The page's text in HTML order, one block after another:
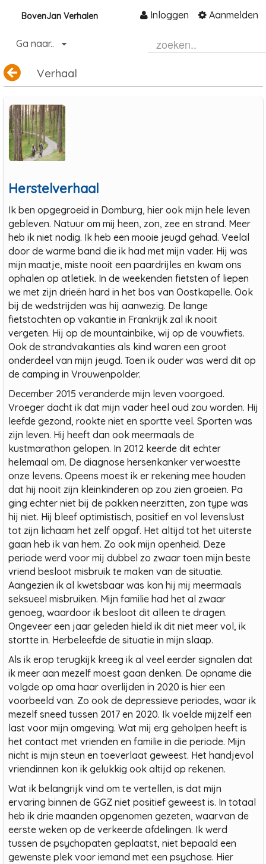
Naar content
Inloggen Aanmelden
BovenJan Verhalen
Home
Community
Hulp en ondersteuning
Over ons platform
Ga naar..
Verhaal
Herstelverhaal
Ik ben opgegroeid in Domburg, hier ook mijn hele leven
gebleven. Natuur om mij heen, zon, zee en strand. Meer
heb ik niet nodig. Ik heb een mooie jeugd gehad. Veelal
door de warme band die ik had met mijn vader. Hij was
mijn maatje, miste nooit een paardrijles en kwam ons
ophalen op atletiek. In de weekenden fietsten of liepen
we met zijn drieën hard in het bos van Oostkapelle. Ook
bij de wedstrijden was hij aanwezig. De lange
fietstochten op vakantie in Frankrijk zal ik nooit
vergeten. Hij op de mountainbike, wij op de vouwfiets.
Ook de strandvakanties als kind waren een groot
onderdeel van mijn jeugd. Toen ik ouder was werd dit op
de camping in Vrouwenpolder.
December 2015 veranderde mijn leven voorgoed.
Vroeger dacht ik dat mijn vader heel oud zou worden. Hij
leefde gezond, rookte niet en sportte veel. Sporten was
zijn leven. Hij heeft dan ook meermaals de
kustmarathon gelopen. In 2012 keerde dit echter
helemaal om. De diagnose hersenkanker verwoestte
onze levens. Opeens moest ik er rekening mee houden
dat hij nooit zijn kleinkinderen op zou zien groeien. Pa
ging echter niet bij de pakken neerzitten, zon type was
hij niet. Hij bleef optimistisch, positief en vol levenslust
tot zijn lichaam het zelf opgaf. Het altijd tot het uiterste
gaan heb ik van hem. Zo ook mijn openheid. Deze
periode werd voor mij dubbel zo zwaar toen mijn beste
vriend besloot misbruik te maken van de situatie.
Aangezien ik al kwetsbaar was kon hij mij meermaals
seksueel misbruiken. Mijn familie had het al zwaar
genoeg, waardoor ik besloot dit alleen te dragen.
Ongeveer een jaar geleden hield ik dit niet meer vol, ik
stortte in. Herbeleefde de situatie in mijn slaap.
Als ik erop terugkijk kreeg ik al veel eerder signalen dat
ik meer aan mezelf moest gaan denken. De opname die
volgde op oma haar overlijden in 2020 is hier een
voorbeeld van. Zo ook de depressieve periodes, waar ik
mezelf sneed tussen 2017 en 2020. Ik voelde mijzelf een
last voor mijn omgeving. Wat mij erg geholpen heeft is
het contact met vrienden en familie in die periode. Mijn
nicht is mijn steun en toeverlaat geweest. Het handjevol
vriendinnen kon ik gelukkig ook altijd op rekenen.
Wat ik belangrijk vind om te vertellen, is dat mijn
ervaring binnen de GGZ niet positief geweest is. In totaal
heb ik drie maanden opgenomen gezeten, waarvan de
eerste weken op de verkeerde afdelingen. Ik werd
tussen de psychopaten geplaatst, niet bepaald een
gewenste plek voor iemand met een psychose. Hier